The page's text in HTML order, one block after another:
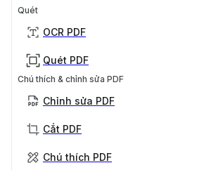
Quét
OCR PDF
Quét PDF
Chú thích & chỉnh sửa PDF
Chỉnh sửa PDF
Cắt PDF
Chú thích PDF